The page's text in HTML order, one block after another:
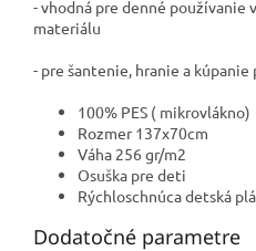
- vhodná pre denné používanie
materiálu
- pre šantenie, hranie a kúpanie
100% PES ( mikrovlákno)
Rozmer 137x70cm
Váha 256 gr/m2
Osuška pre deti
Rýchloschnúca detská
Dodatočné parametre